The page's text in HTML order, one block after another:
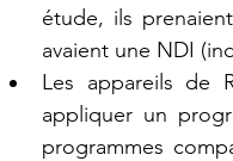
étude, ils
avaient une NDI
Les appareils de
appliquer un
programmes